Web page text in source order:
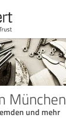
München
und mehr